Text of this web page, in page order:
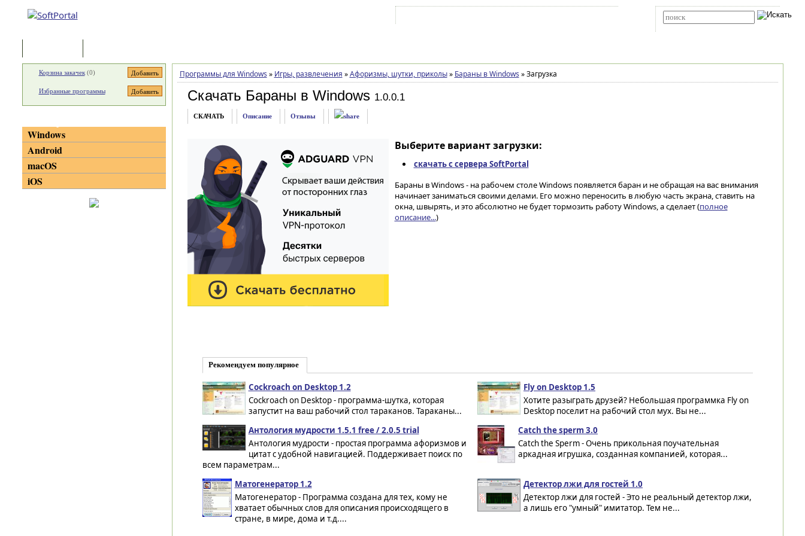
Программы для Windows » Игры, развлечения » Афоризмы, шутки, приколы » Бараны в Windows »Загрузка
Скачать Бараны в Windows 1.0.0.1
СКАЧАТЬ Описание Отзывы
Выберите вариант загрузки:
скачать с сервера SoftPortal
Бараны в Windows - на рабочем столе Windows появляется баран и не обращая на вас внимания
начинает заниматься своими делами. Его можно переносить в любую часть экрана, ставить на
окна, швырять, и это абсолютно не будет тормозить работу Windows, а сделает (полное
описание...)
Рекомендуем популярное
Cockroach on Desktop 1.2
Cockroach on Desktop - программа-шутка, которая
запустит на ваш рабочий стол тараканов. Тараканы...
Fly on Desktop 1.5
Хотите разыграть друзей? Небольшая программка Fly on
Desktop поселит на рабочий стол мух. Вы не...
Антология мудрости 1.5.1 free / 2.0.5 trial
Антология мудрости - простая программа афоризмов и
цитат с удобной навигацией. Поддерживает поиск по
всем параметрам...
Catch the sperm 3.0
Catch the Sperm - Очень прикольная поучательная
аркадная игрушка, созданная компанией, которая...
Матогенератор 1.2
Матогенератор - Программа создана для тех, кому не
хватает обычных слов для описания происходящего в
стране, в мире, дома и т.д....
Детектор лжи для гостей 1.0
Детектор лжи для гостей - Это не реальный детектор лжи,
а лишь его "умный" имитатор. Тем не...
Корзина закачек(0)
Избранные программы
Windows
Android
macOS
iOS